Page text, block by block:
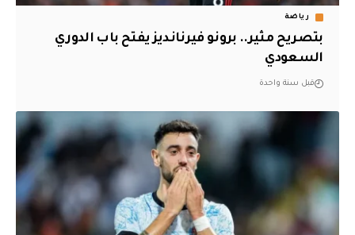
رياضة
بتصريح مثير.. برونو فيرنانديز يفتح باب الدوري
السعودي
قبل سنة واحدة